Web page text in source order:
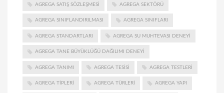
AGREGA SATIŞ SÖZLEŞMESI AGREGA SEKTÖRÜ
AGREGA SINIFLANDIRILMASI AGREGA SINIFLARI
AGREGA STANDARTLARI AGREGA SU MUHTEVASI DENEYI
AGREGA TANE BÜYÜKLÜĞÜ DAĞILIMI DENEYI
AGREGA TANIMI AGREGA TESISI AGREGA TESTLERI
AGREGA TIPLERI AGREGA TÜRLERI AGREGA YAPI